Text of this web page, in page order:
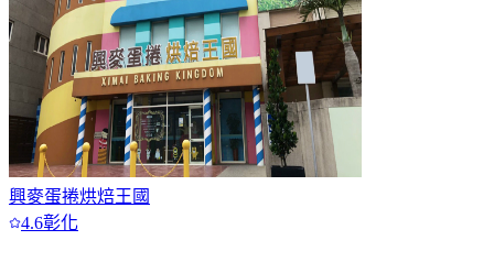
興麥蛋捲烘焙王國
4.6彰化